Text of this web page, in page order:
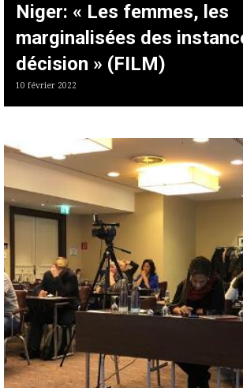
Niger: « Les femmes, les
marginalisées des
décision » (FILM)
10 février 2022